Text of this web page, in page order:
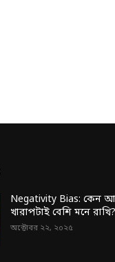
Negativity Bias: কেন
খারাপটাই বেশি মনে রাখি?
অক্টোবর ২২, ২০২৫